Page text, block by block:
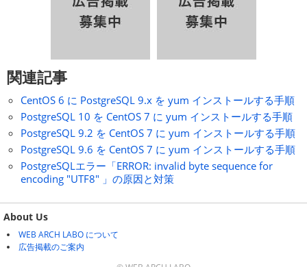
関連記事
CentOS 6 に PostgreSQL 9.x を yum インストールする手順
PostgreSQL 10 を CentOS 7 に yum インストールする手順
PostgreSQL 9.2 を CentOS 7 に yum インストールする手順
PostgreSQL 9.6 を CentOS 7 に yum インストールする手順
PostgreSQLエラー「ERROR: invalid byte sequence for
encoding "UTF8" 」の原因と対策
About Us
WEB ARCH LABO について
広告掲載のご案内